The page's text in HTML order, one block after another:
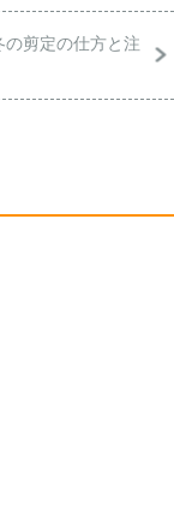
剪定の仕方と注